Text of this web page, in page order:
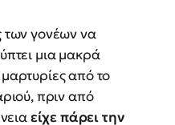
των γονέων να
μια μακρά
από το
πριν από
είχε πάρει την